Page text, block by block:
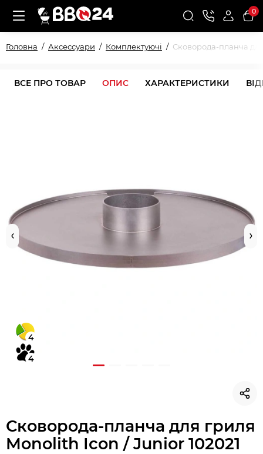
0
Головна Аксессуари Комплектуючі Сковорода-планча
ВСЕ ПРО ТОВАР ОПИС ХАРАКТЕРИСТИКИ
4
4
Сковорода-планча для гриля
Monolith Icon / Junior 102021